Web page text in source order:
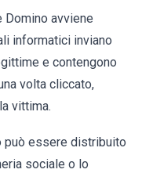
Domino avviene
informatici inviano
e contengono
volta cliccato,
vittima.
può essere distribuito
sociale o lo